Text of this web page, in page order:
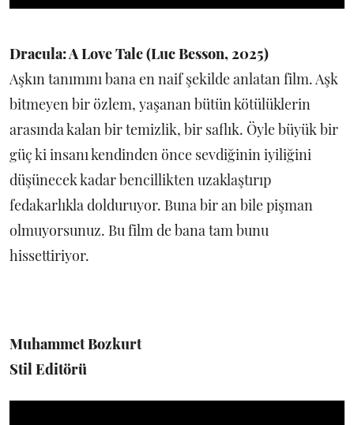
Dracula: A Love Tale (Luc Besson, 2025)
Aşkın tanımını bana en naif şekilde anlatan film. Aşk
bitmeyen bir özlem, yaşanan bütün kötülüklerin
arasında kalan bir temizlik, bir saflık. Öyle büyük bir
güç ki insanı kendinden önce sevdiğinin iyiliğini
düşünecek kadar bencillikten uzaklaştırıp
fedakarlıkla dolduruyor. Buna bir an bile pişman
olmuyorsunuz. Bu film de bana tam bunu
hissettiriyor.
Muhammet Bozkurt
Stil Editörü